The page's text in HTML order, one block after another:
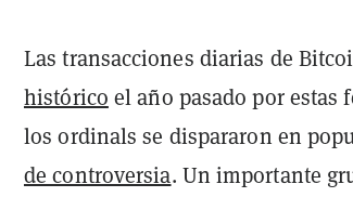
Las transacciones diarias de
histórico el año pasado por estas
los ordinals se dispararon en
de controversia. Un importante